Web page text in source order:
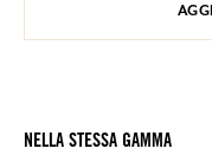
NELLA STESSA GAMMA